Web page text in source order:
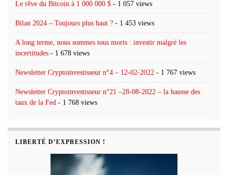
Le rêve du Bitcoin à 1 000 000 $ - 1 057 views
Bilan 2024 – Toujours plus haut ? - 1 453 views
A long terme, nous sommes tous morts : investir malgré les
incertitudes - 1 678 views
Newsletter Cryptoinvestisseur n°4 – 12-02-2022 - 1 767 views
Newsletter Cryptoinvestisseur n°21 –28-08-2022 – la hausse des
taux de la Fed - 1 768 views
LIBERTÉ D’EXPRESSION !